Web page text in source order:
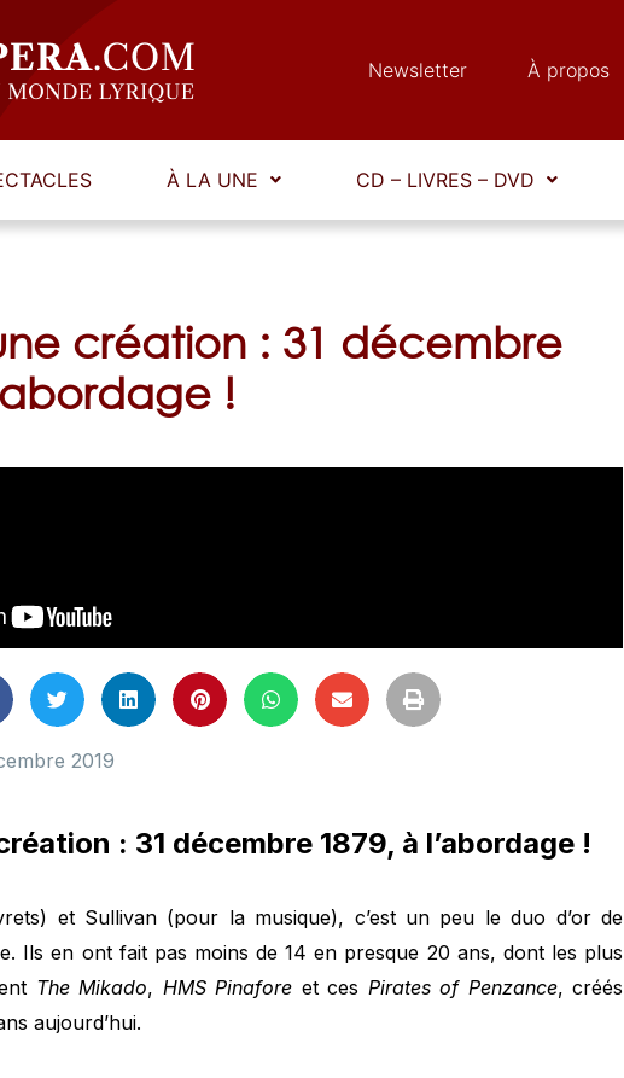
Newsletter À propos
À LA UNE CD – LIVRES – DVD
création : 31 décembre
!
2019
: 31 décembre 1879, à l’abordage !
et Sullivan (pour la musique), c’est un peu le duo d’or de
Ils en ont fait pas moins de 14 en presque 20 ans, dont les plus
The Mikado, HMS Pinafore et ces Pirates of Penzance, créés
aujourd’hui.